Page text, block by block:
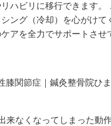
ハビリに移行できます。
ング（冷却）を心がけて
アを全力でサポートさせ
関節症｜鍼灸整骨院ひ
来なくなってしまった動